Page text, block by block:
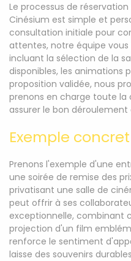
Le processus de
Cinésium est simple et
consultation initiale pour
attentes, notre équipe
incluant la sélection de la
disponibles, les animations
proposition validée, nous
prenons en charge toute la
assurer le bon
Exemple concret
Prenons l'exemple d'une
une soirée de remise des
privatisant une salle de
peut offrir à ses
exceptionnelle, combinant
projection d'un film
renforce le sentiment
laisse des souvenirs